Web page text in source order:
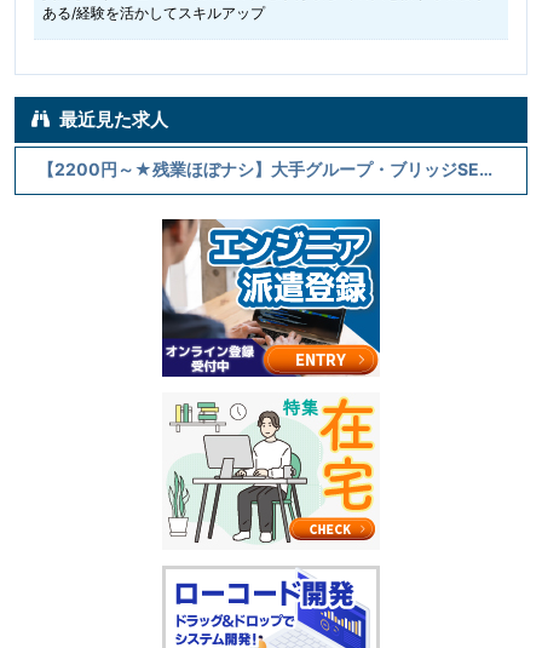
ある/経験を活かしてスキルアップ
最近見た求人
【2200円～★残業ほぼナシ】大手グループ・ブリッジSE＠梅田